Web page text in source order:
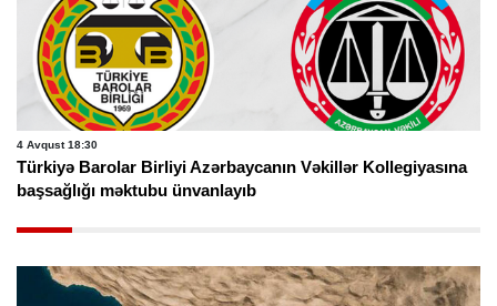
4 Avqust 18:30
Türkiyə Barolar Birliyi Azərbaycanın Vəkillər Kollegiyasına
başsağlığı məktubu ünvanlayıb